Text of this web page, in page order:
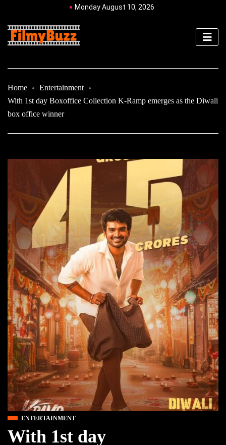
Monday August 10, 2026
Home
Entertainment
With 1st day Boxoffice Collection K-Ramp emerges as the Diwali
box office winner
ENTERTAINMENT
With 1st day